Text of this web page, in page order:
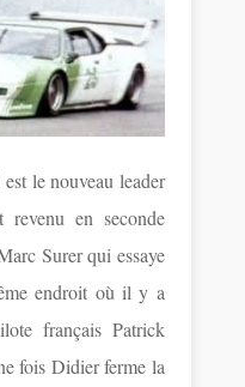
le nouveau leader
en seconde
Surer qui essaye
endroit où il y a
français Patrick
fois Didier ferme la